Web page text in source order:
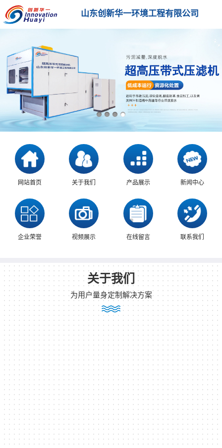
山东创新华一环境工程有限公司
网站首页 关于我们 产品展示 新闻中心
企业荣誉 视频展示 在线留言 联系我们
关于我们
为用户量身定制解决方案